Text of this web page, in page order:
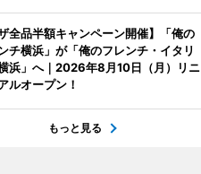
ザ全品半額キャンペーン開催】「俺の
チ横浜」が「俺のフレンチ・イタリ
浜」へ｜2026年8月10日（月）リニ
ルオープン！
もっと見る